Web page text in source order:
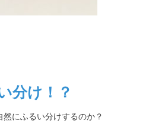
分け！？
にふるい分けするのか？